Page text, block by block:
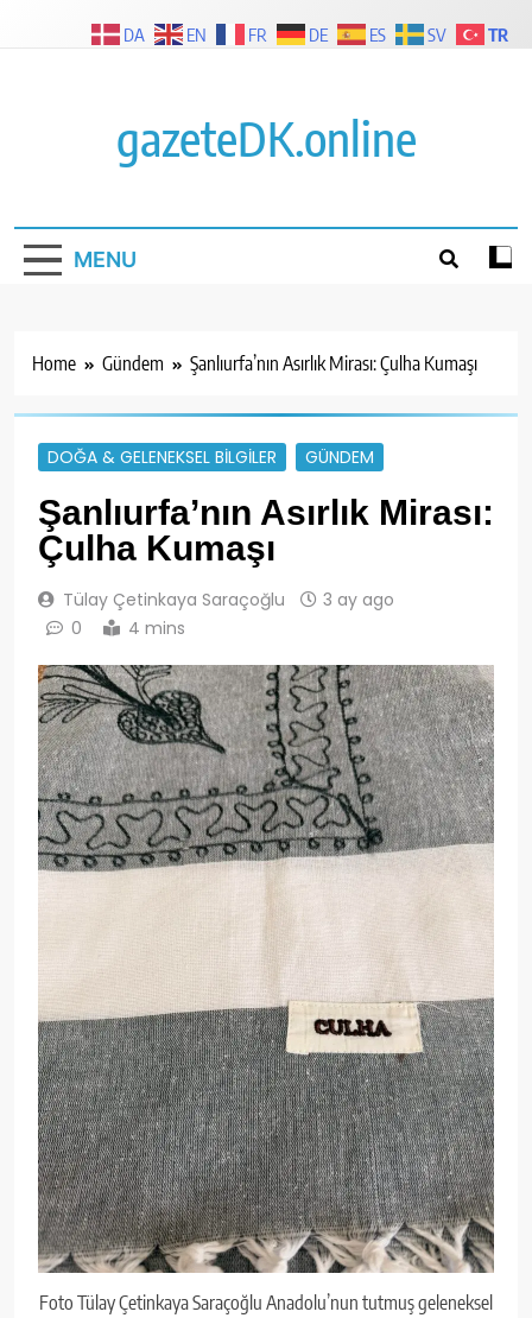
gazeteDK.online
MENU
Home Gündem Şanlıurfa’nın Asırlık Mirası: Çulha Kumaşı
DOĞA & GELENEKSEL BILGILER GÜNDEM
Şanlıurfa’nın Asırlık Mirası:
Çulha Kumaşı
Tülay Çetinkaya Saraçoğlu
3 ay ago
0
4 mins
Foto Tülay Çetinkaya Saraçoğlu Anadolu’nun tutmuş geleneksel
DA EN FR DE ES SV TR